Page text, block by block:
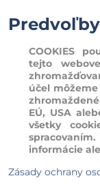
COOKIES
tejto
účel
EÚ, USA
všetky
informácie
Zásady ochrany